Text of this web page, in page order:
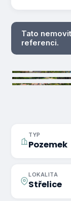
Tato
referenci.
TYP
Pozemek
LOKALITA
Střelice